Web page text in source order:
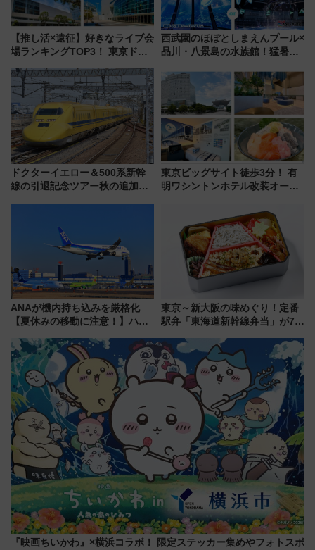
【推し活×遠征】好きなライブ会
場ランキングTOP3！ 東京ドー
由と交通アクセス術、ライブ会
場に何を求める？
西武園のほぼとしまえんプール×
品川・八景島の水族館！猛暑を
夏休みをお得に楽しむ！
ドクターイエロー＆500系新幹
線の引退記念ツアー秋の追加企
東京ビッグサイト徒歩3分！ 有
明ワシントンホテル改装オープ
客室」や海鮮丼が人気の朝食ビ
ュッフェを現地レポ
ANAが機内持ち込みを厳格化
【夏休みの移動に注意！】ハン
「身の回り品」新サイズ制限
(40×30×20cm)おさらい
東京～新大阪の味めぐり！定番
駅弁「東海道新幹線弁当」が7月
『映画ちいかわ』×横浜コラボ！ 限定ステッカー集めやフォトスポ